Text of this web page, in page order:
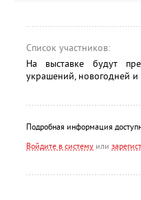
Список участников:
На выставке будут
украшений, новогодней
Подробная информация
Войдите в систему или